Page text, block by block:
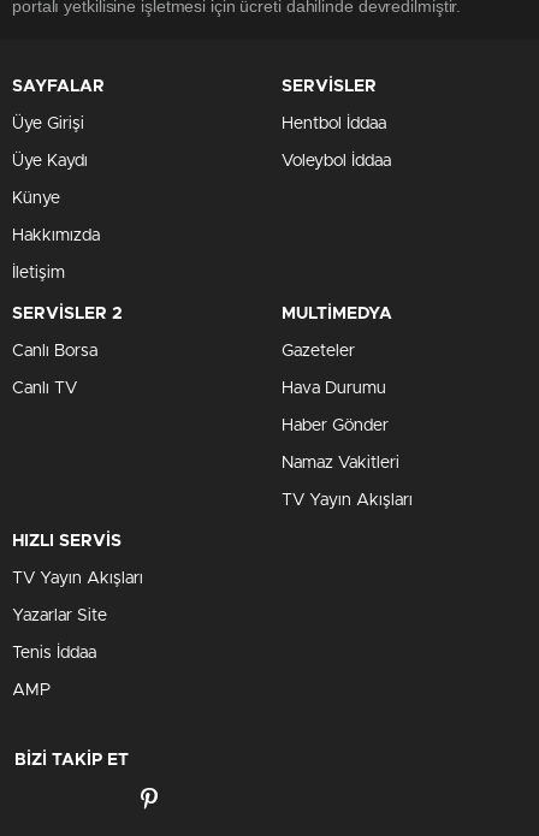
portalı yetkilisine işletmesi için ücreti dahilinde devredilmiştir.
SAYFALAR
Üye Girişi
Üye Kaydı
Künye
Hakkımızda
İletişim
SERVİSLER
Hentbol İddaa
Voleybol İddaa
SERVİSLER 2
Canlı Borsa
Canlı TV
MULTİMEDYA
Gazeteler
Hava Durumu
Haber Gönder
Namaz Vakitleri
TV Yayın Akışları
HIZLI SERVİS
TV Yayın Akışları
Yazarlar Site
Tenis İddaa
AMP
BİZİ TAKİP ET